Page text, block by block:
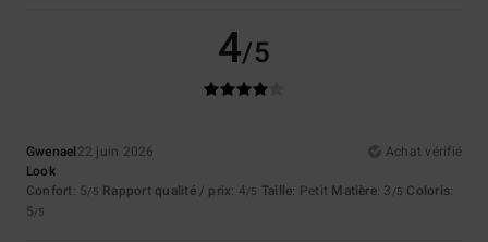
4/5
Gwenael22 juin 2026
Achat vérifié
Look
Confort: 5/5 Rapport qualité / prix: 4/5 Taille: Petit Matière: 3 /5 Coloris:
5/5